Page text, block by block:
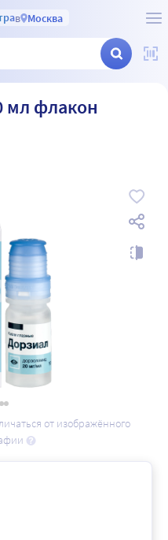
в Москва
мл флакон
от изображённого